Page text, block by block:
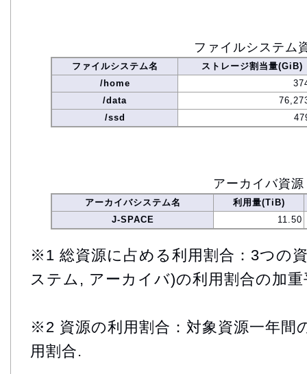
ファイルシステム
ファイルシステム名
ストレージ割当量(GiB)
/home
/data
/ssd
アーカイバ資源
アーカイバシステム名
利用量(TiB)
J-SPACE
11.50
※1 総資源に占める利用割合：3つの
ステム, アーカイバ)の利用割合の加重
※2 資源の利用割合：対象資源一年間
用割合.